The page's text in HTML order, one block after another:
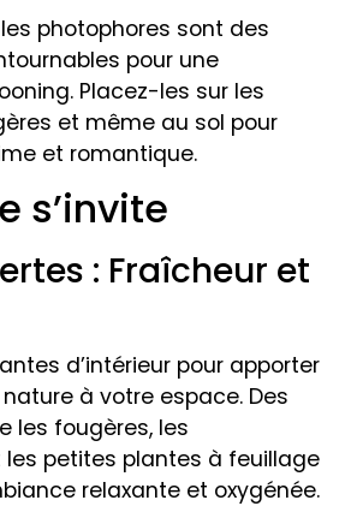
photophores sont des
pour une
Placez-les sur les
et même au sol pour
et romantique.
s’invite
: Fraîcheur et
d’intérieur pour apporter
à votre espace. Des
les fougères, les
petites plantes à feuillage
relaxante et oxygénée.